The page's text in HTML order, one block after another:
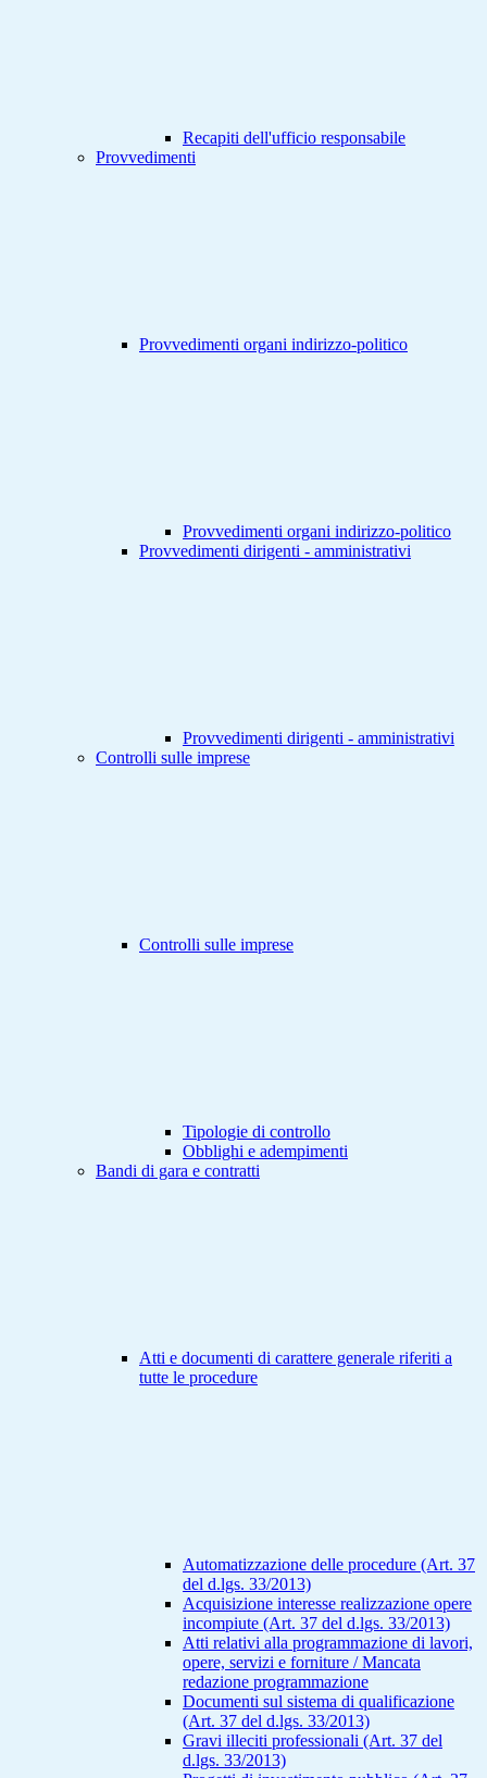
Recapiti dell'ufficio responsabile
Provvedimenti
Provvedimenti organi indirizzo-politico
Provvedimenti organi indirizzo-politico
Provvedimenti dirigenti - amministrativi
Provvedimenti dirigenti - amministrativi
Controlli sulle imprese
Controlli sulle imprese
Tipologie di controllo
Obblighi e adempimenti
Bandi di gara e contratti
Atti e documenti di carattere generale riferiti a
tutte le procedure
Automatizzazione delle procedure (Art. 37
del d.lgs. 33/2013)
Acquisizione interesse realizzazione opere
incompiute (Art. 37 del d.lgs. 33/2013)
Atti relativi alla programmazione di lavori,
opere, servizi e forniture / Mancata
redazione programmazione
Documenti sul sistema di qualificazione
(Art. 37 del d.lgs. 33/2013)
Gravi illeciti professionali (Art. 37 del
d.lgs. 33/2013)